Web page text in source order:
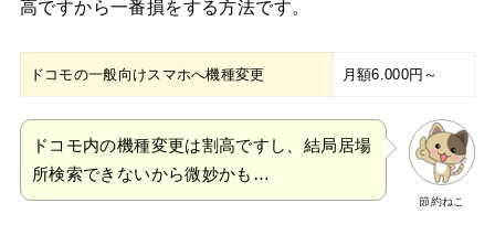
高ですから一番損をする方法です。
ドコモの一般向けスマホへ機種変更 月額6.000円～
節約ねこ
ドコモ内の機種変更は割高ですし、結局居場
所検索できないから微妙かも…